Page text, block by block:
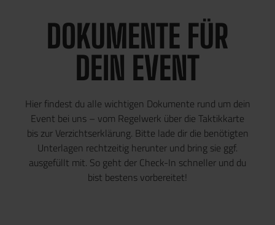
DOKUMENTE FÜR
DEIN EVENT
Hier findest du alle wichtigen Dokumente rund um dein
Event bei uns – vom Regelwerk über die Taktikkarte
bis zur Verzichtserklärung. Bitte lade dir die benötigten
Unterlagen rechtzeitig herunter und bring sie ggf.
ausgefüllt mit. So geht der Check-In schneller und du
bist bestens vorbereitet!